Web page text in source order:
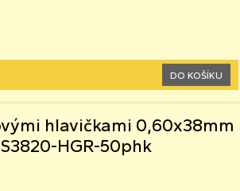
DO KOŠÍKU
hlavičkami 0,60x38mm
HGR-50phk